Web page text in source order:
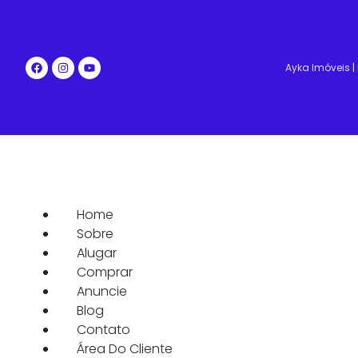
Ayka Imóveis
Home
Sobre
Alugar
Comprar
Anuncie
Blog
Contato
Área Do Cliente